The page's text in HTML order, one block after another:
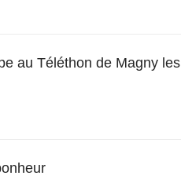
au Téléthon de Magny les